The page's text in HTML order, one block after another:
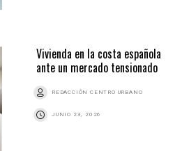
Vivienda en la costa española
ante un mercado tensionado
REDACCIÓN CENTRO URBANO
JUNIO 23, 2026